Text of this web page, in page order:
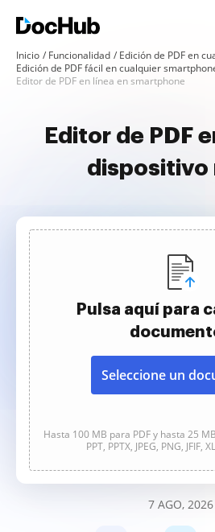
Inicio Funcionalidad
Edición de PDF en
Edición de PDF fácil en cualquier
Editor de PDF en línea en smartphone
Editor de PDF
dispositivo
Pulsa aquí para
Seleccione un
Hasta 100 MB para PDF y hasta 25
PPT, PPTX, JPEG, PNG, JFIF,
7 AGO, 2026